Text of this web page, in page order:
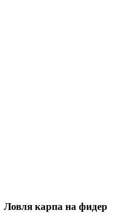
Ловля карпа на фидер